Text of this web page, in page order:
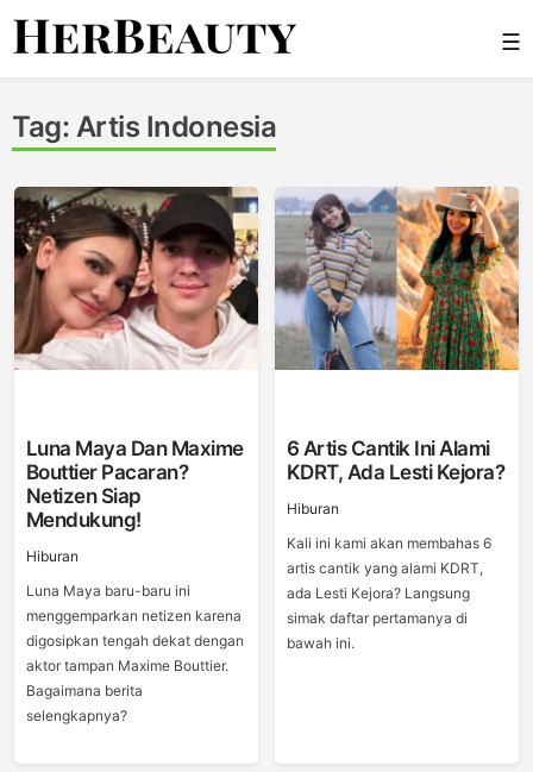
Skip
☰
Tag: Artis Indonesia
Luna Maya Dan Maxime
Bouttier Pacaran?
Netizen Siap
Mendukung!
Hiburan
Luna Maya baru-baru ini
menggemparkan netizen karena
digosipkan tengah dekat dengan
aktor tampan Maxime Bouttier.
Bagaimana berita
selengkapnya?
6 Artis Cantik Ini Alami
KDRT, Ada Lesti Kejora?
Hiburan
Kali ini kami akan membahas 6
artis cantik yang alami KDRT,
ada Lesti Kejora? Langsung
simak daftar pertamanya di
bawah ini.